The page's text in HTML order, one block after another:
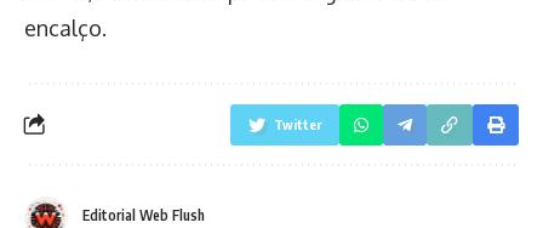
encalço.
Twitter
Editorial Web Flush